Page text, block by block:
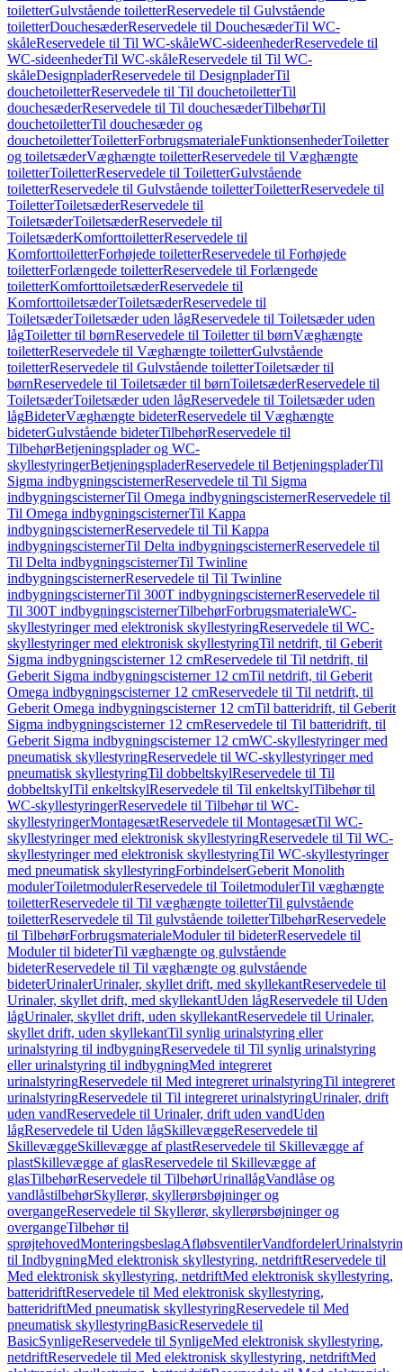
toiletterGulvstående toiletterReservedele til Gulvstående
toiletterDouchesæderReservedele til DouchesæderTil WC-
skåleReservedele til Til WC-skåleWC-sideenhederReservedele til
WC-sideenhederTil WC-skåleReservedele til Til WC-
skåleDesignpladerReservedele til DesignpladerTil
douchetoiletterReservedele til Til douchetoiletterTil
douchesæderReservedele til Til douchesæderTilbehørTil
douchetoiletterTil douchesæder og
douchetoiletterToiletterForbrugsmaterialeFunktionsenhederToiletter
og toiletsæderVæghængte toiletterReservedele til Væghængte
toiletterToiletterReservedele til ToiletterGulvstående
toiletterReservedele til Gulvstående toiletterToiletterReservedele til
ToiletterToiletsæderReservedele til
ToiletsæderToiletsæderReservedele til
ToiletsæderKomforttoiletterReservedele til
KomforttoiletterForhøjede toiletterReservedele til Forhøjede
toiletterForlængede toiletterReservedele til Forlængede
toiletterKomforttoiletsæderReservedele til
KomforttoiletsæderToiletsæderReservedele til
ToiletsæderToiletsæder uden lågReservedele til Toiletsæder uden
lågToiletter til børnReservedele til Toiletter til børnVæghængte
toiletterReservedele til Væghængte toiletterGulvstående
toiletterReservedele til Gulvstående toiletterToiletsæder til
børnReservedele til Toiletsæder til børnToiletsæderReservedele til
ToiletsæderToiletsæder uden lågReservedele til Toiletsæder uden
lågBideterVæghængte bideterReservedele til Væghængte
bideterGulvstående bideterTilbehørReservedele til
TilbehørBetjeningsplader og WC-
skyllestyringerBetjeningspladerReservedele til BetjeningspladerTil
Sigma indbygningscisternerReservedele til Til Sigma
indbygningscisternerTil Omega indbygningscisternerReservedele til
Til Omega indbygningscisternerTil Kappa
indbygningscisternerReservedele til Til Kappa
indbygningscisternerTil Delta indbygningscisternerReservedele til
Til Delta indbygningscisternerTil Twinline
indbygningscisternerReservedele til Til Twinline
indbygningscisternerTil 300T indbygningscisternerReservedele til
Til 300T indbygningscisternerTilbehørForbrugsmaterialeWC-
skyllestyringer med elektronisk skyllestyringReservedele til WC-
skyllestyringer med elektronisk skyllestyringTil netdrift, til Geberit
Sigma indbygningscisterner 12 cmReservedele til Til netdrift, til
Geberit Sigma indbygningscisterner 12 cmTil netdrift, til Geberit
Omega indbygningscisterner 12 cmReservedele til Til netdrift, til
Geberit Omega indbygningscisterner 12 cmTil batteridrift, til Geberit
Sigma indbygningscisterner 12 cmReservedele til Til batteridrift, til
Geberit Sigma indbygningscisterner 12 cmWC-skyllestyringer med
pneumatisk skyllestyringReservedele til WC-skyllestyringer med
pneumatisk skyllestyringTil dobbeltskylReservedele til Til
dobbeltskylTil enkeltskylReservedele til Til enkeltskylTilbehør til
WC-skyllestyringerReservedele til Tilbehør til WC-
skyllestyringerMontagesætReservedele til MontagesætTil WC-
skyllestyringer med elektronisk skyllestyringReservedele til Til WC-
skyllestyringer med elektronisk skyllestyringTil WC-skyllestyringer
med pneumatisk skyllestyringForbindelserGeberit Monolith
modulerToiletmodulerReservedele til ToiletmodulerTil væghængte
toiletterReservedele til Til væghængte toiletterTil gulvstående
toiletterReservedele til Til gulvstående toiletterTilbehørReservedele
til TilbehørForbrugsmaterialeModuler til bideterReservedele til
Moduler til bideterTil væghængte og gulvstående
bideterReservedele til Til væghængte og gulvstående
bideterUrinalerUrinaler, skyllet drift, med skyllekantReservedele til
Urinaler, skyllet drift, med skyllekantUden lågReservedele til Uden
lågUrinaler, skyllet drift, uden skyllekantReservedele til Urinaler,
skyllet drift, uden skyllekantTil synlig urinalstyring eller
urinalstyring til indbygningReservedele til Til synlig urinalstyring
eller urinalstyring til indbygningMed integreret
urinalstyringReservedele til Med integreret urinalstyringTil integreret
urinalstyringReservedele til Til integreret urinalstyringUrinaler, drift
uden vandReservedele til Urinaler, drift uden vandUden
lågReservedele til Uden lågSkillevæggeReservedele til
SkillevæggeSkillevægge af plastReservedele til Skillevægge af
plastSkillevægge af glasReservedele til Skillevægge af
glasTilbehørReservedele til TilbehørUrinallågVandlåse og
vandlåstilbehørSkyllerør, skyllerørsbøjninger og
overgangeReservedele til Skyllerør, skyllerørsbøjninger og
overgangeTilbehør til
sprøjtehovedMonteringsbeslagAfløbsventilerVandfordeler
til IndbygningMed elektronisk skyllestyring, netdriftReservedele til
Med elektronisk skyllestyring, netdriftMed elektronisk skyllestyring,
batteridriftReservedele til Med elektronisk skyllestyring,
batteridriftMed pneumatisk skyllestyringReservedele til Med
pneumatisk skyllestyringBasicReservedele til
BasicSynligeReservedele til SynligeMed elektronisk skyllestyring,
netdriftReservedele til Med elektronisk skyllestyring, netdriftMed